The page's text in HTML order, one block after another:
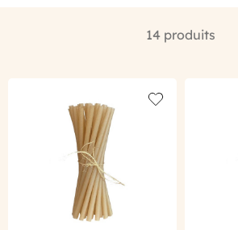
14 produits